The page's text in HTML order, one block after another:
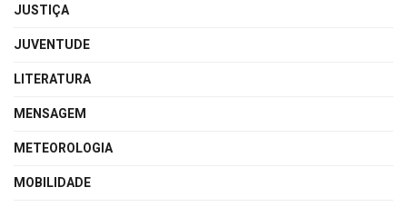
JUSTIÇA
JUVENTUDE
LITERATURA
MENSAGEM
METEOROLOGIA
MOBILIDADE